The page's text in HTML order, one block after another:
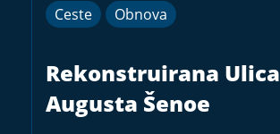
Ceste Obnova
Rekonstruirana Ulica
Augusta Šenoe